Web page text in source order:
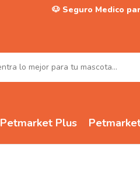
🐶 Seguro Medico
Petmarket Plus